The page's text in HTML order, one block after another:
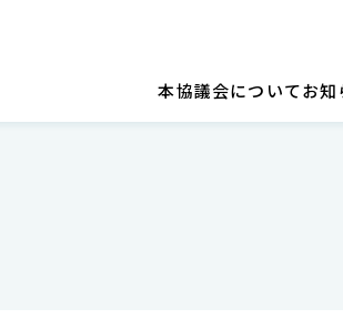
本協議会についてお知